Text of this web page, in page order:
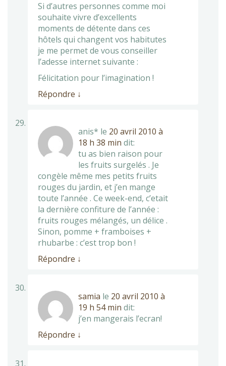
Si d’autres personnes comme moi
souhaite vivre d’excellents
moments de détente dans ces
hôtels qui changent vos habitutes
je me permet de vous conseiller
l’adesse internet suivante :
Félicitation pour l’imagination !
Répondre ↓
anis* le 20 avril 2010 à
18 h 38 min dit:
tu as bien raison pour
les fruits surgelés . Je
congèle même mes petits fruits
rouges du jardin, et j’en mange
toute l’année . Ce week-end, c’etait
la dernière confiture de l’année :
fruits rouges mélangés, un délice .
Sinon, pomme + framboises +
rhubarbe : c’est trop bon !
Répondre ↓
samia le 20 avril 2010 à
19 h 54 min dit:
j’en mangerais l’ecran!
Répondre ↓